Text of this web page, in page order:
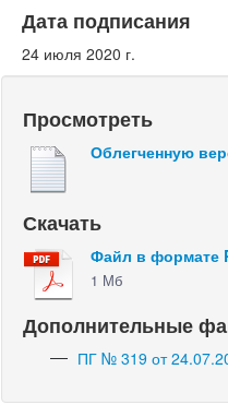
Дата подписания
24 июля 2020 г.
Просмотреть
Облегченную
Скачать
Файл в формате
1 Мб
Дополнительные
ПГ № 319 от